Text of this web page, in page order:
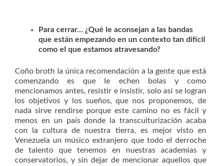
Para cerrar… ¿Qué le aconsejan a las bandas
que están empezando en un contexto tan difícil
como el que estamos atravesando?
Coño broth la única recomendación a la gente que está
comenzando es que le echen bolas y como
mencionamos antes, resistir e insistir, solo así se logran
los objetivos y los sueños, que nos proponemos, de
nada sirve rendirse porque este camino no es fácil y
menos en un país donde la transculturización acaba
con la cultura de nuestra tierra, es mejor visto en
Venezuela un músico extranjero que todo el derroche
de talento que tenemos en nuestras academias y
conservatorios, y sin dejar de mencionar aquellos que